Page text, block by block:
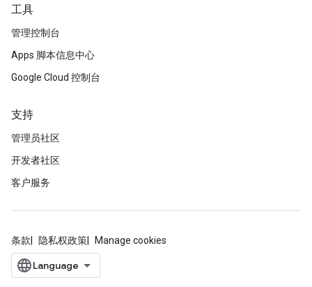
工具
管理控制台
Apps 脚本信息中心
Google Cloud 控制台
支持
管理员社区
开发者社区
客户服务
条款 隐私权政策 Manage cookies